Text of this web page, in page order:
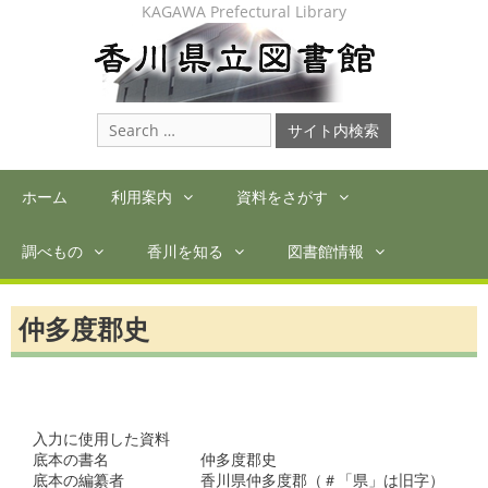
KAGAWA Prefectural Library
Search
for:
ホーム 利用案内 資料をさがす
調べもの 香川を知る 図書館情報
仲多度郡史
入力に使用した資料
底本の書名　　　　　　仲多度郡史
底本の編纂者　　　　　香川県仲多度郡（＃「県